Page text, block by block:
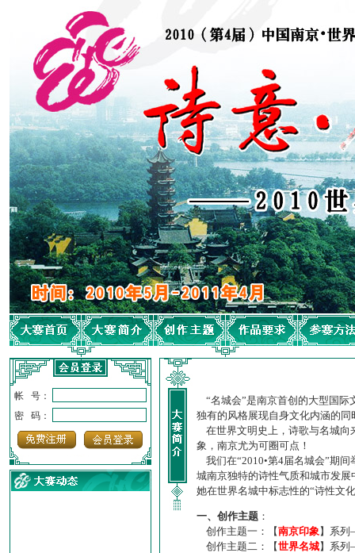
帐 号：
密 码：
“名城会”是南京首创的大型国际
独有的风格展现自身文化内涵的
在世界文明史上，诗歌与名城向
象，南京尤为可圈可点！
我们在“2010•第4届名城会”期
城南京独特的诗性气质和城市发
她在世界名城中标志性的“诗性文
一、创作主题 ：
创作主题一：【南京印象】系
创作主题二：【世界名城】系